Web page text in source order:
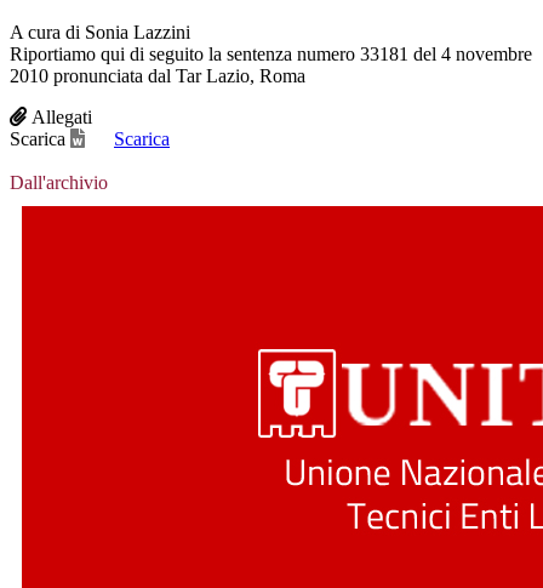
A cura di Sonia Lazzini
Riportiamo qui di seguito la sentenza numero 33181 del 4 novembre
2010 pronunciata dal Tar Lazio, Roma
Allegati
Scarica
Scarica
Dall'archivio